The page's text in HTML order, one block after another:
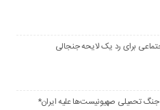
برای رد یک لایحه جنجالی
تحمیلی صهیونیست‌ها علیه ایران*